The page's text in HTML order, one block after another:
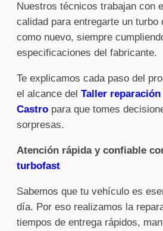
Nuestros técnicos trabajan con
calidad para entregarte un turbo
como nuevo, siempre
especificaciones del fabricante.
Te explicamos cada paso del
el alcance del Taller
Castro para que tomes
sorpresas.
Atención rápida y confiable
turbofast
Sabemos que tu vehículo es
día. Por eso realizamos la
tiempos de entrega rápidos,